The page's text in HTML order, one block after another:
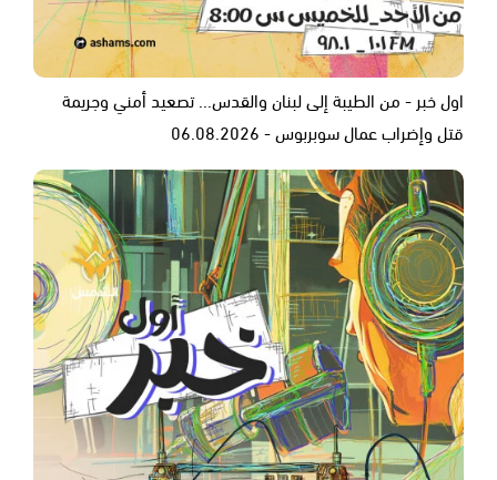
اول خبر - من الطيبة إلى لبنان والقدس... تصعيد أمني وجريمة
قتل وإضراب عمال سوبربوس - 06.08.2026